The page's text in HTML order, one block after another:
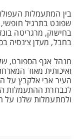
בין המתעמלות
שפונט בתרגיל
בחישוק, מרגריטה
בחבל, מעדן צ׳נסיה
מנהל אגף הספורט,
ואיכותית מאוד
העיר אבי אלקבץ על
לנבחרת ההתעמלות
ולמתעמלות שלנו על